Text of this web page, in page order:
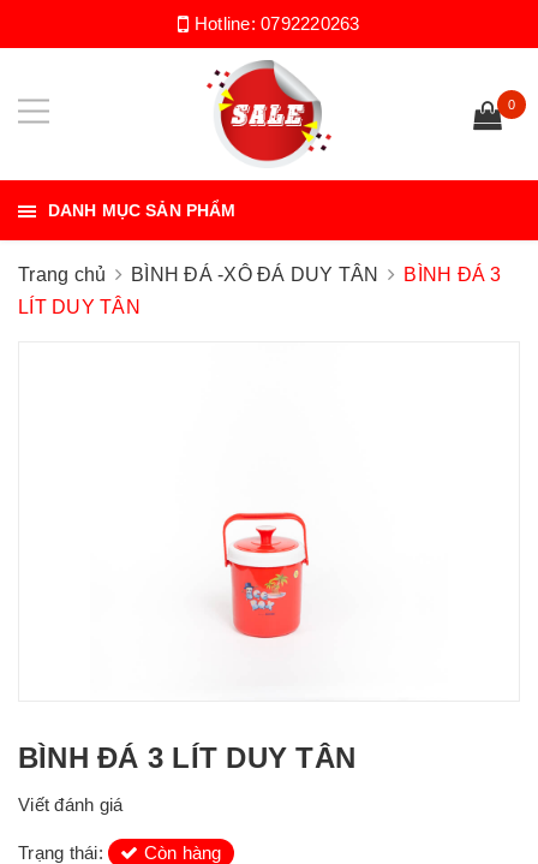
Hotline:0792220263
0
DANH MỤC SẢN PHẨM
Trang chủ BÌNH ĐÁ -XÔ ĐÁ DUY TÂN
BÌNH ĐÁ 3
LÍT DUY TÂN
BÌNH ĐÁ 3 LÍT DUY TÂN
Viết đánh giá
Trạng thái: Còn hàng